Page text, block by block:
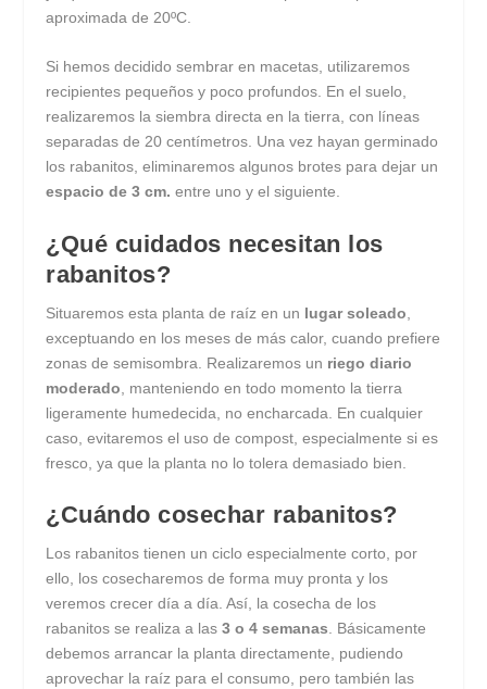
aproximada de 20ºC.
Si hemos decidido sembrar en macetas, utilizaremos
recipientes pequeños y poco profundos. En el suelo,
realizaremos la siembra directa en la tierra, con líneas
separadas de 20 centímetros. Una vez hayan germinado
los rabanitos, eliminaremos algunos brotes para dejar un
espacio de 3 cm. entre uno y el siguiente.
¿Qué cuidados necesitan los
rabanitos?
Situaremos esta planta de raíz en un lugar soleado
exceptuando en los meses de más calor, cuando prefiere
zonas de semisombra. Realizaremos un riego diario
moderado , manteniendo en todo momento la tierra
ligeramente humedecida, no encharcada. En cualquier
caso, evitaremos el uso de compost, especialmente si es
fresco, ya que la planta no lo tolera demasiado bien.
¿Cuándo cosechar rabanitos?
Los rabanitos tienen un ciclo especialmente corto, por
ello, los cosecharemos de forma muy pronta y los
veremos crecer día a día. Así, la cosecha de los
rabanitos se realiza a las3 o 4 semanas. Básicamente
debemos arrancar la planta directamente, pudiendo
aprovechar la raíz para el consumo, pero también las